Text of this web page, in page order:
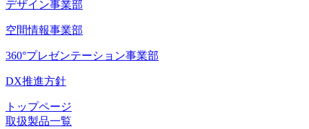
デザイン事業部
空間情報事業部
360°プレゼンテーション事業部
DX推進方針
トップページ
取扱製品一覧